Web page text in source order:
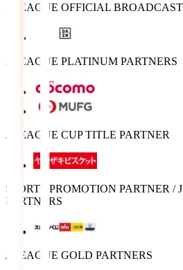
J.LEAGUE OFFICIAL
J.LEAGUE PLATINUM PARTNERS
J.LEAGUE CUP TITLE PARTNER
SPORTS PROMOTION PARTNER /
PARTNERS
J.LEAGUE GOLD PARTNERS